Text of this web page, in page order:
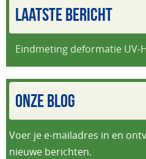
LAATSTE BERICHT
Eindmeting deformatie UV-
ONZE BLOG
Voer je e-mailadres in en
nieuwe berichten.